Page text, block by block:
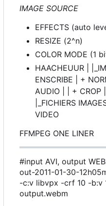
IMAGE SOURCE
EFFECTS (auto
RESIZE (2^n)
COLOR MODE (1
HAACHEUUR |
ENSCRIBE | +
AUDIO | | + CROP
|_FICHIERS
VIDEO
FFMPEG ONE LINER
#input AVI, output
out-2011-01-30-
-c:v libvpx -crf 10 -b:v
output.webm